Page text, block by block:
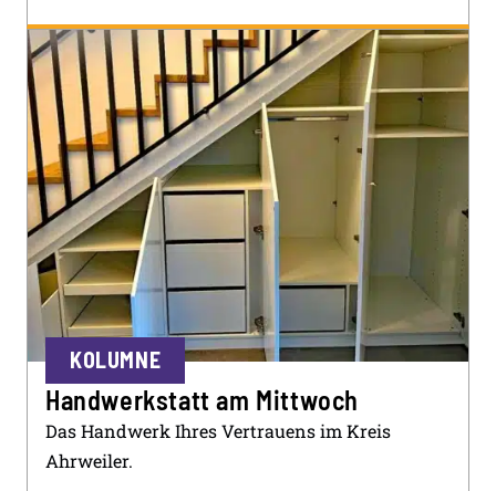
KOLUMNE
Handwerkstatt am Mittwoch
Das Handwerk Ihres Vertrauens im Kreis
Ahrweiler.